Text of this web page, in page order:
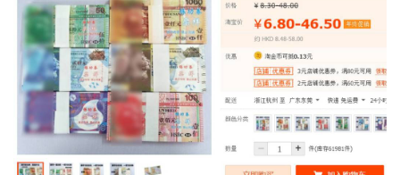
IT Times
生成式AI與雲端應用
Enterprise Digital Transformation
特集